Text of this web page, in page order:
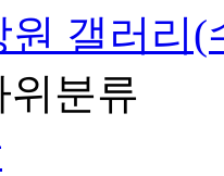
원 갤러리(
위분류